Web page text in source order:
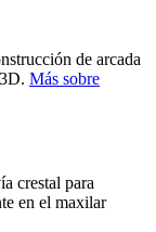
de arcada
Más sobre
crestal para
en el maxilar